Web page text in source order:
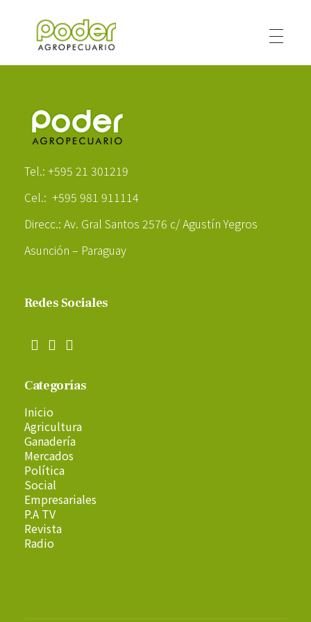
Tel.: +595 21 301219
Cel.: +595 981 911114
Direcc.: Av. Gral Santos 2576 c/ Agustín Yegros
Asunción – Paraguay
Redes Sociales
Categorías
Inicio
Agricultura
Ganadería
Mercados
Política
Social
Empresariales
P.A TV
Revista
Radio